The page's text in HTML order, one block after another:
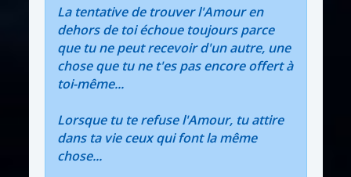
La tentative de trouver l'Amour en
dehors de toi échoue toujours parce
que tu ne peut recevoir d'un autre, une
chose que tu ne t'es pas encore offert à
toi-même...
Lorsque tu te refuse l'Amour, tu attire
dans ta vie ceux qui font la même
chose...